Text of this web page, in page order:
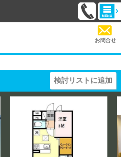
お問合せ
検討リストに追加